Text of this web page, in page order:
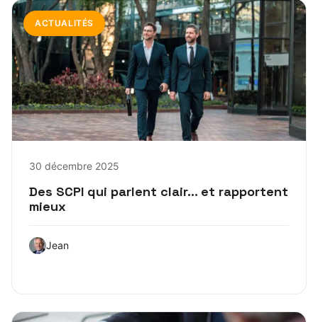
ACTUALITÉS
30 décembre 2025
Des SCPI qui parlent clair… et rapportent
mieux
Jean